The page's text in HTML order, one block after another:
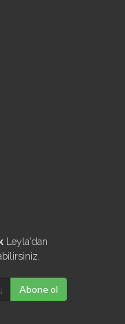
Leyla'dan
Abone ol